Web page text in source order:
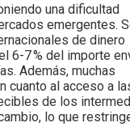
una dificultad
emergentes.
de dinero
6-7 % del importe
Además, muchas
cuanto al acceso a
de los
lo que